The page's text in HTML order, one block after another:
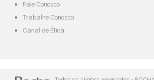
Fale Conosco
Trabalhe Conosco
Canal de Ética